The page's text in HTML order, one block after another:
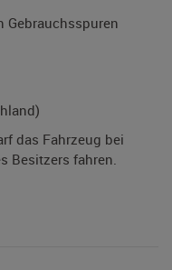
Gebrauchsspuren
das Fahrzeug bei
Besitzers fahren.